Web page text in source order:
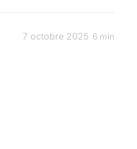
7 octobre 2025 6 min